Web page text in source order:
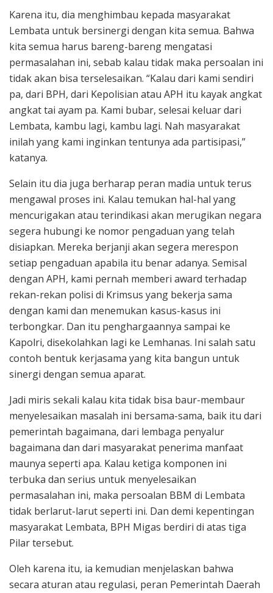
Karena itu, dia menghimbau kepada masyarakat
Lembata untuk bersinergi dengan kita semua. Bahwa
kita semua harus bareng-bareng mengatasi
permasalahan ini, sebab kalau tidak maka persoalan ini
tidak akan bisa terselesaikan. “Kalau dari kami sendiri
pa, dari BPH, dari Kepolisian atau APH itu kayak angkat
angkat tai ayam pa. Kami bubar, selesai keluar dari
Lembata, kambu lagi, kambu lagi. Nah masyarakat
inilah yang kami inginkan tentunya ada partisipasi,”
katanya.
Selain itu dia juga berharap peran madia untuk terus
mengawal proses ini. Kalau temukan hal-hal yang
mencurigakan atau terindikasi akan merugikan negara
segera hubungi ke nomor pengaduan yang telah
disiapkan. Mereka berjanji akan segera merespon
setiap pengaduan apabila itu benar adanya. Semisal
dengan APH, kami pernah memberi award terhadap
rekan-rekan polisi di Krimsus yang bekerja sama
dengan kami dan menemukan kasus-kasus ini
terbongkar. Dan itu penghargaannya sampai ke
Kapolri, disekolahkan lagi ke Lemhanas. Ini salah satu
contoh bentuk kerjasama yang kita bangun untuk
sinergi dengan semua aparat.
Jadi miris sekali kalau kita tidak bisa baur-membaur
menyelesaikan masalah ini bersama-sama, baik itu dari
pemerintah bagaimana, dari lembaga penyalur
bagaimana dan dari masyarakat penerima manfaat
maunya seperti apa. Kalau ketiga komponen ini
terbuka dan serius untuk menyelesaikan
permasalahan ini, maka persoalan BBM di Lembata
tidak berlarut-larut seperti ini. Dan demi kepentingan
masyarakat Lembata, BPH Migas berdiri di atas tiga
Pilar tersebut.
Oleh karena itu, ia kemudian menjelaskan bahwa
secara aturan atau regulasi, peran Pemerintah Daerah